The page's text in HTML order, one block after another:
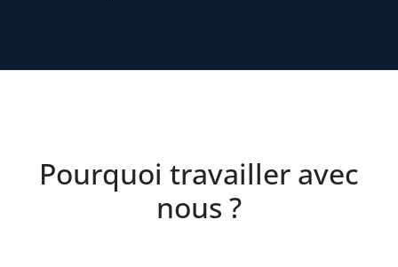
Pourquoi travailler avec
nous ?